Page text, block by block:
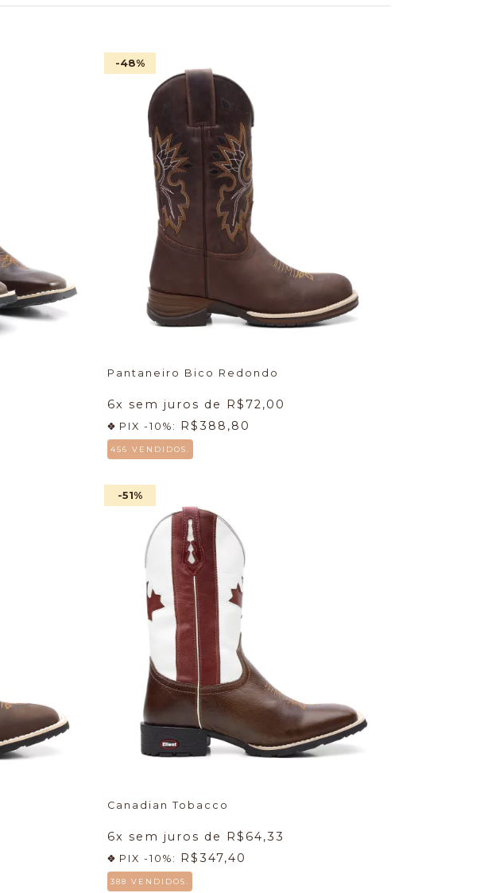
-48%
Pantaneiro Bico Redondo
6x sem juros de R$72,00
PIX -10%: R$388,80
456 VENDIDOS.
-51%
Canadian Tobacco
6x sem juros de R$64,33
PIX -10%: R$347,40
388 VENDIDOS.